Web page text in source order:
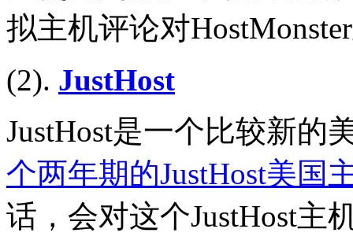
拟主机评论对
(2). JustHost
JustHost是一个比较新的
个两年期的JustHost美国
话，会对这个JustHost主